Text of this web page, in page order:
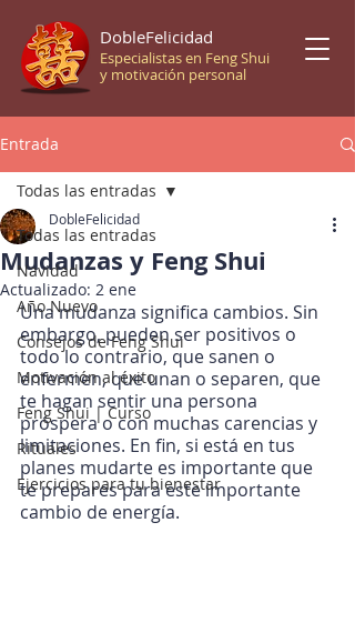
DobleFelicidad
Especialistas en Feng Shui
y motivación personal
Entrada
Todas las entradas
Navidad
Año Nuevo
Consejos de Feng Shui
Motivación al éxito
Feng Shui | Curso
Rituales
Ejercicios para tu bienestar
Todas las entradas
Mudanzas y Feng Shui
DobleFelicidad
Actualizado: 2 ene
Una mudanza significa cambios. Sin
embargo, pueden ser positivos o
todo lo contrario, que sanen o
enfermen, que unan o separen, que
te hagan sentir una persona
próspera o con muchas carencias y
limitaciones. En fin, si está en tus
planes mudarte es importante que
te prepares para este importante
cambio de energía.